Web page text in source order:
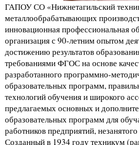
ГАПОУ СО «Нижнетагильский
металлообрабатывающих
инновационная профессиональная
организация с 90-летним опытом
достижению результатов
требованиями ФГОС на основе
разработанного программно-
образовательных программ,
технологий обучения и широкого
предлагаемых основных и
образовательных программ для
работников предприятий,
Созданный в 1934 году техникум